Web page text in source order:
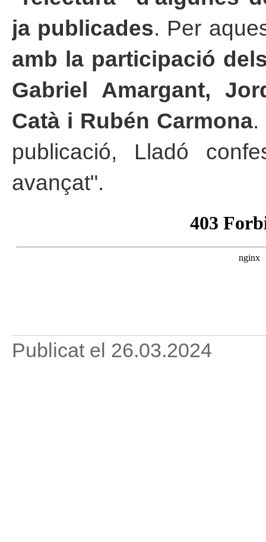
ja publicades. Per
amb la participació
Gabriel Amargant,
Catà i Rubén Carmona.
publicació, Lladó
avançat".
Publicat el 26.03.2024